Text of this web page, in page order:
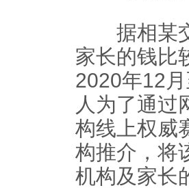
据相某交
家长的钱比
2020年12
人为了通过
构线上权威
构推介，将
机构及家长